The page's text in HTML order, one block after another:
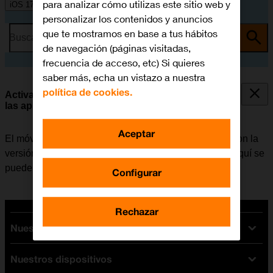
iOS 17
Busca por problema o tema
Activar o desactivar la actualización automática de
las apps
El móvil tiene la opción de poder actualizar las apps con la
versión más reciente de forma automática o manual. Aquí se
puede consultar
cómo instalar una app
Nuestras tarifas
Tarifas Orange
Nuestros dispositivos
para analizar cómo utilizas este sitio web y
personalizar los contenidos y anuncios
que te mostramos en base a tus hábitos
de navegación (páginas visitadas,
frecuencia de acceso, etc) Si quieres
saber más, echa un vistazo a nuestra
política de cookies.
Configurar
Rechazar
Aceptar